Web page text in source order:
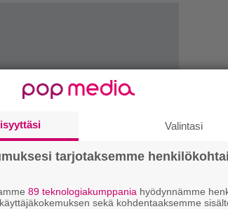
Valintasi
tarjotaksemme
89 teknologiakumppania hyödynnämme
sekä kohdentaaksemme